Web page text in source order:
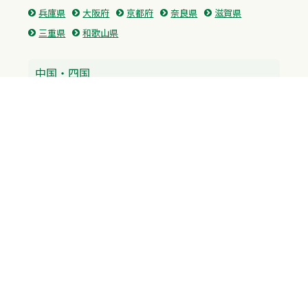
兵庫県 大阪府 京都府 奈良県
滋賀県
三重県
和歌山県
中国・四国